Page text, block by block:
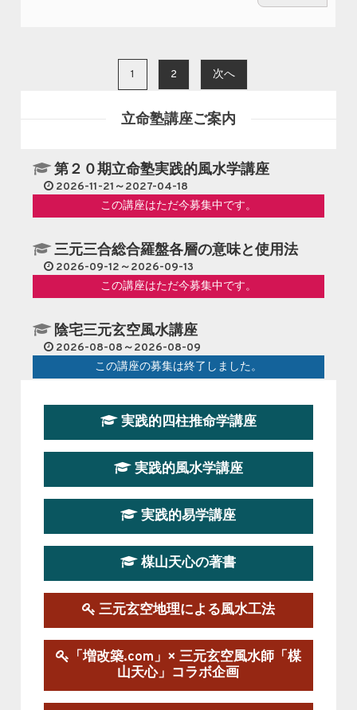
投稿ナビゲーション
1 2 次へ
立命塾講座ご案内
第２０期立命塾実践的風水学講座
2026-11-21～2027-04-18
この講座はただ今募集中です。
三元三合総合羅盤各層の意味と使用法
2026-09-12～2026-09-13
この講座はただ今募集中です。
陰宅三元玄空風水講座
2026-08-08～2026-08-09
この講座の募集は終了しました。
第１９期立命塾『実践的易学講座』
2026-08-22～2026-10-25
第19期立命塾実践的四柱推命学講座
2026-03-20～2026-07-19
第１９期立命塾実践的風水学講座
この講座の募集は終了しました。
陰宅三元玄空風水講座
2025-06-07～2025-06-08
この講座の募集は終了しました。
実践的四柱推命学講座
実践的風水学講座
実践的易学講座
楳山天心の著書
三元玄空地理による風水工法
「増改築.com」× 三元玄空風水師「楳
山天心」コラボ企画